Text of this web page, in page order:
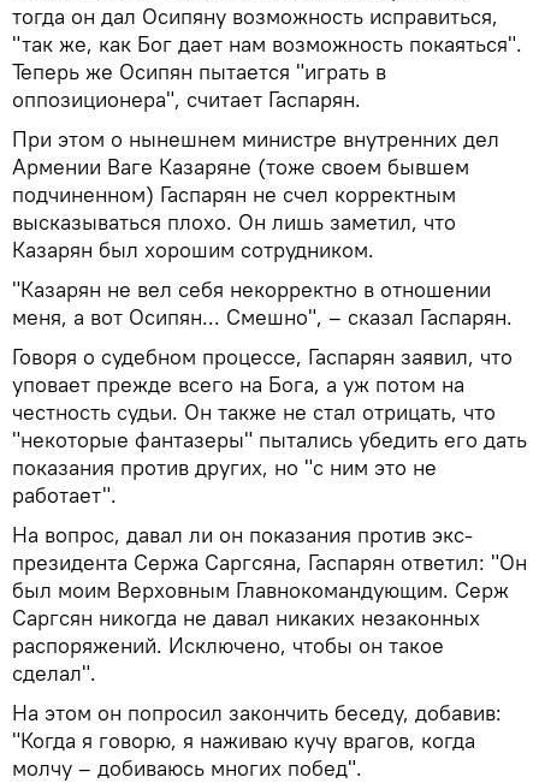
тогда он дал Осипяну возможность исправиться,
"так же, как Бог дает нам возможность покаяться".
Теперь же Осипян пытается "играть в
оппозиционера", считает Гаспарян.
При этом о нынешнем министре внутренних дел
Армении Ваге Казаряне (тоже своем бывшем
подчиненном) Гаспарян не счел корректным
высказываться плохо. Он лишь заметил, что
Казарян был хорошим сотрудником.
"Казарян не вел себя некорректно в отношении
меня, а вот Осипян... Смешно", – сказал Гаспарян.
Говоря о судебном процессе, Гаспарян заявил, что
уповает прежде всего на Бога, а уж потом на
честность судьи. Он также не стал отрицать, что
"некоторые фантазеры" пытались убедить его дать
показания против других, но "с ним это не
работает".
На вопрос, давал ли он показания против экс-
президента Сержа Саргсяна, Гаспарян ответил: "Он
был моим Верховным Главнокомандующим. Серж
Саргсян никогда не давал никаких незаконных
распоряжений. Исключено, чтобы он такое
сделал".
На этом он попросил закончить беседу, добавив:
"Когда я говорю, я наживаю кучу врагов, когда
молчу – добиваюсь многих побед".